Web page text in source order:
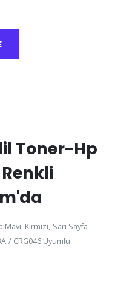
Toner-Hp
Kırmızı, Sarı Sayfa
/ CRG046 Uyumlu